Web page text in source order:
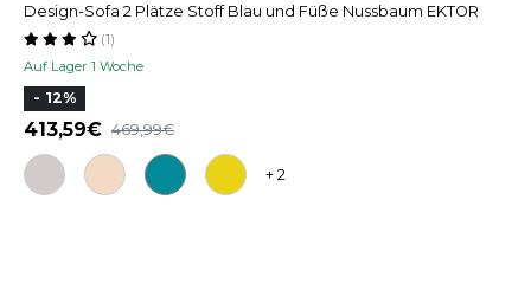
Design-Sofa 2 Plätze Stoff Blau und Füße Nussbaum EKTOR
Auf Lager 1 Woche
(1)
- 12%
413,59 469,99
+ 2